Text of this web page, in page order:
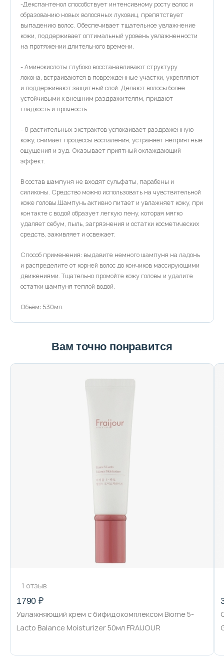
-Декспантенол способствует интенсивному росту волос и
образованию новых волосяных луковиц, препятствует
выпадению волос. Обеспечивает тщательное увлажнение
кожи, поддерживает оптимальный уровень увлажненности
на протяжении длительного времени.
- Аминокислоты глубоко восстанавливают структуру
локона, встраиваются в поврежденные участки, укрепляют
и поддерживают защитный слой. Делают волосы более
устойчивыми к внешним раздражителям, придают
гладкость и прочность.
- 8 растительных экстрактов успокаивает раздраженную
кожу, снимает процессы воспаления, устраняет неприятные
ощущения и зуд. Оказывает приятный охлаждающий
эффект.
В состав шампуня не входят сульфаты, парабены и
силиконы. Средство можно использовать на чувствительной
коже головы.Шампунь активно питает и увлажняет кожу, при
контакте с водой образует легкую пену, которая мягко
удаляет себум, пыль, загрязнения и остатки косметических
средств, заживляет и освежает.
Способ применения: выдавите немного шампуня на ладонь
и распределите от корней волос до кончиков массирующими
движениями. Тщательно промойте кожу головы и удалите
остатки шампуня теплой водой.
Объём: 530мл.
Вам точно понравится
1 отзыв
1790 ₽
Увлажняющий крем с бифидокомплексом Biome 5-
Lacto Balance Moisturizer 50мл FRAIJOUR